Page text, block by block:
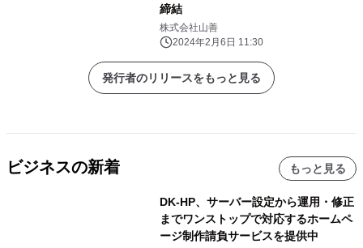
締結
株式会社山善
2024年2月6日 11:30
発行者のリリースをもっと見る
ビジネスの新着 もっと見る
DK-HP、サーバー設定から運用・修正
までワンストップで対応するホームペ
ージ制作請負サービスを提供中